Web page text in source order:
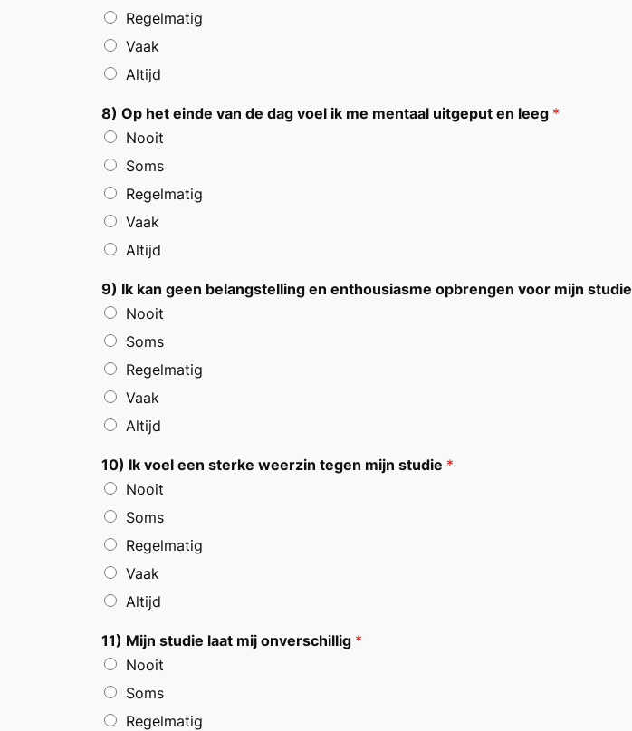
Regelmatig
Vaak
Altijd
8) Op het einde van de dag voel ik me mentaal uitgeput en leeg *
Nooit
Soms
Regelmatig
Vaak
Altijd
9) Ik kan geen belangstelling en enthousiasme opbrengen voor mijn studie
Nooit
Soms
Regelmatig
Vaak
Altijd
10) Ik voel een sterke weerzin tegen mijn studie *
Nooit
Soms
Regelmatig
Vaak
Altijd
11) Mijn studie laat mij onverschillig *
Nooit
Soms
Regelmatig